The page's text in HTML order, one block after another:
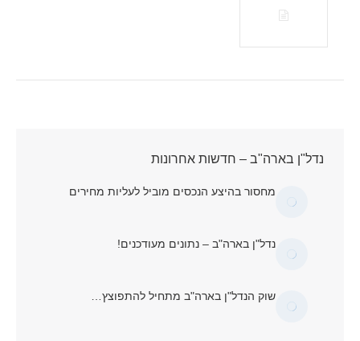
נדל"ן בארה"ב – חדשות אחרונות
מחסור בהיצע הנכסים מוביל לעליות מחירים
נדל"ן בארה"ב – נתונים מעודכנים!
שוק הנדל"ן בארה"ב מתחיל להתפוצץ…